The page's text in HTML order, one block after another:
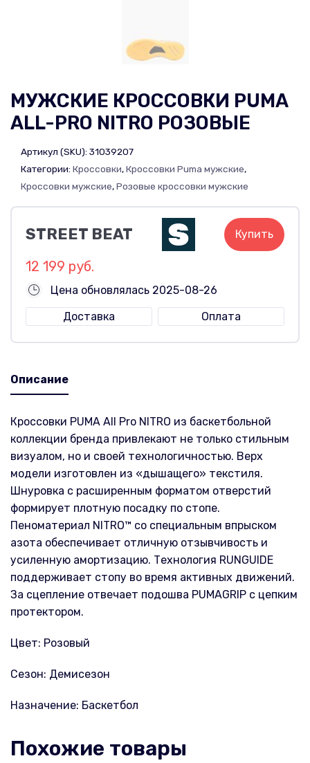
МУЖСКИЕ КРОССОВКИ PUMA
ALL-PRO NITRO РОЗОВЫЕ
Артикул (SKU): 31039207
Категории: Кроссовки,Кроссовки Puma мужские,
Кроссовки мужские,Розовые кроссовки мужские
STREET BEAT Купить
12 199 руб.
Цена обновлялась 2025-08-26
Доставка
Оплата
Описание
Кроссовки PUMA All Pro NITRO из баскетбольной
коллекции бренда привлекают не только стильным
визуалом, но и своей технологичностью. Верх
модели изготовлен из «дышащего» текстиля.
Шнуровка с расширенным форматом отверстий
формирует плотную посадку по стопе.
Пеноматериал NITRO™ со специальным впрыском
азота обеспечивает отличную отзывчивость и
усиленную амортизацию. Технология RUNGUIDE
поддерживает стопу во время активных движений.
За сцепление отвечает подошва PUMAGRIP с цепким
протектором.
Цвет: Розовый
Сезон: Демисезон
Назначение: Баскетбол
Похожие товары